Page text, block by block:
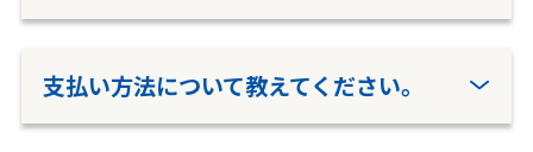
支払い方法について教えてください。